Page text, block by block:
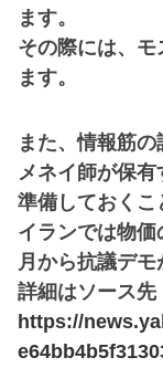
ます。
その際には、
ます。
また、情報筋
メネイ師が保
準備しておくこ
イランでは物
月から抗議デモ
詳細はソース
https://